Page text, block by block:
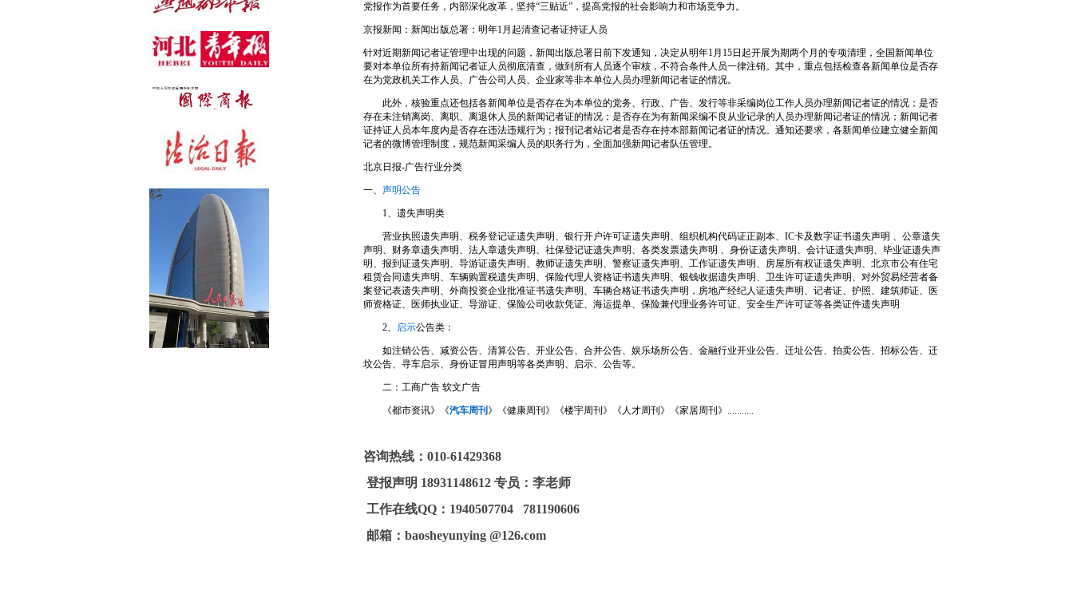
党报作为首要任务，内部深化改革，坚持“三贴近”，提高党报的社会影响力和市场竞争力。
京报新闻：新闻出版总署：明年1月起清查记者证持证人员
针对近期新闻记者证管理中出现的问题，新闻出版总署日前下发通知，决定从明年1月15日起开展为期两个月的专项清理，全国新闻单位
要对本单位所有持新闻记者证人员彻底清查，做到所有人员逐个审核，不符合条件人员一律注销。其中，重点包括检查各新闻单位是否存
在为党政机关工作人员、广告公司人员、企业家等非本单位人员办理新闻记者证的情况。
此外，核验重点还包括各新闻单位是否存在为本单位的党务、行政、广告、发行等非采编岗位工作人员办理新闻记者证的情况；是否
存在未注销离岗、离职、离退休人员的新闻记者证的情况；是否存在为有新闻采编不良从业记录的人员办理新闻记者证的情况；新闻记者
证持证人员本年度内是否存在违法违规行为；报刊记者站记者是否存在持本部新闻记者证的情况。通知还要求，各新闻单位建立健全新闻
记者的微博管理制度，规范新闻采编人员的职务行为，全面加强新闻记者队伍管理。
北京日报-广告行业分类
一、 声明公告
1、遗失声明类
营业执照遗失声明、税务登记证遗失声明、银行开户许可证遗失声明、组织机构代码证正副本、IC卡及数字证书遗失声明 、公章遗失
声明、财务章遗失声明、法人章遗失声明、社保登记证遗失声明、各类发票遗失声明 、身份证遗失声明、会计证遗失声明、毕业证遗失声
明、报到证遗失声明、导游证遗失声明、教师证遗失声明、警察证遗失声明、工作证遗失声明、房屋所有权证遗失声明、北京市公有住宅
租赁合同遗失声明、车辆购置税遗失声明、保险代理人资格证书遗失声明、银钱收据遗失声明、卫生许可证遗失声明、对外贸易经营者备
案登记表遗失声明、外商投资企业批准证书遗失声明、车辆合格证书遗失声明，房地产经纪人证遗失声明、记者证、护照、建筑师证、医
师资格证、医师执业证、导游证、保险公司收款凭证、海运提单、保险兼代理业务许可证、安全生产许可证等各类证件遗失声明
2、 启示公告类：
如注销公告、减资公告、清算公告、开业公告、合并公告、娱乐场所公告、金融行业开业公告、迁址公告、拍卖公告、招标公告、迁
坟公告、寻车启示、身份证冒用声明等各类声明、启示、公告等。
二：工商广告 软文广告
《都市资讯》《汽车周刊 》《健康周刊》《楼宇周刊》《人才周刊》《家居周刊》...........
咨询热线： 010-61429368
登报声明 18931148612 专员：李老师
工作在线QQ ： 1940507704 781190606
邮箱： baosheyunying @126.com